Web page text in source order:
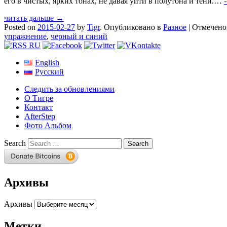
читать дальше →
Posted on 2015-02-27 by Tigr. Опубликовано в Разное | Отмечено
упражнение, черный и синий
English
Русский
Следить за обновлениями
О Тигре
Контакт
AfterStep
Фото Альбом
Search
Архивы
Архивы